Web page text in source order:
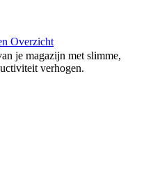
Overzicht
je magazijn met slimme,
verhogen.